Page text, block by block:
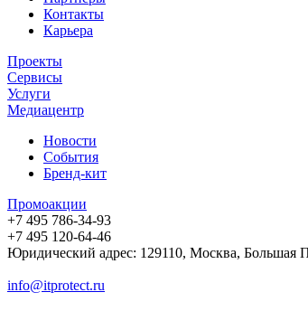
Контакты
Карьера
Проекты
Сервисы
Услуги
Медиацентр
Новости
События
Бренд-кит
Промоакции
+7 495 786-34-93
+7 495 120-64-46
Юридический адрес: 129110, Москва, Большая
info@itprotect.ru